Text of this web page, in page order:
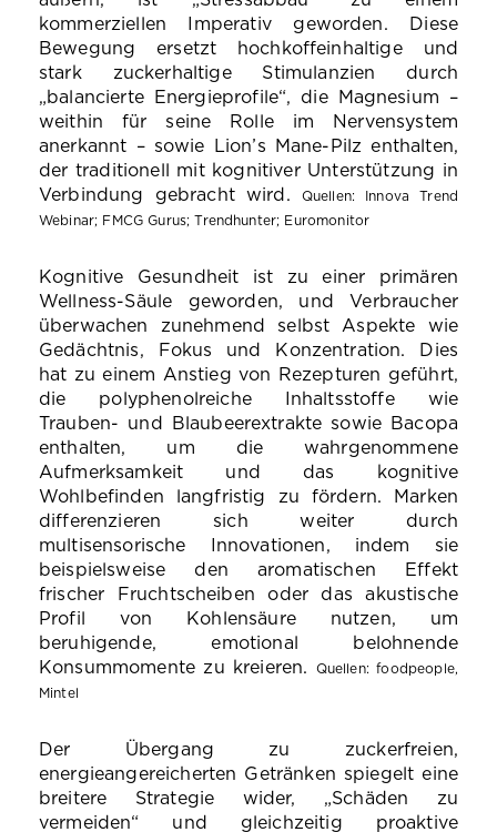
kommerziellen Imperativ geworden. Diese
Bewegung ersetzt hochkoffeinhaltige und
stark zuckerhaltige Stimulanzien durch
„balancierte Energieprofile“, die Magnesium –
weithin für seine Rolle im Nervensystem
anerkannt – sowie Lion’s Mane-Pilz enthalten,
der traditionell mit kognitiver Unterstützung in
Verbindung gebracht wird.
Quellen: Innova Trend
Webinar; FMCG Gurus; Trendhunter; Euromonitor
Kognitive Gesundheit ist zu einer primären
Wellness-Säule geworden, und Verbraucher
überwachen zunehmend selbst Aspekte wie
Gedächtnis, Fokus und Konzentration. Dies
hat zu einem Anstieg von Rezepturen geführt,
die polyphenolreiche Inhaltsstoffe wie
Trauben- und Blaubeerextrakte sowie Bacopa
enthalten, um die wahrgenommene
Aufmerksamkeit und das kognitive
Wohlbefinden langfristig zu fördern. Marken
differenzieren sich weiter durch
multisensorische Innovationen, indem sie
beispielsweise den aromatischen Effekt
frischer Fruchtscheiben oder das akustische
Profil von Kohlensäure nutzen, um
beruhigende, emotional belohnende
Konsummomente zu kreieren.
Quellen:foodpeople,
Mintel
Der Übergang zu zuckerfreien,
energieangereicherten Getränken spiegelt eine
breitere Strategie wider, „Schäden zu
vermeiden“ und gleichzeitig proaktive